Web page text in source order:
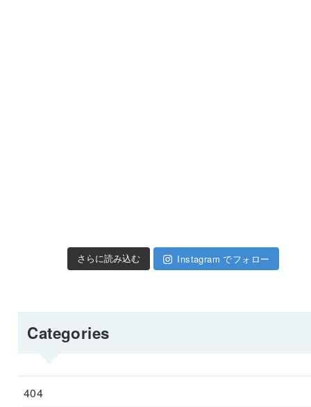
さらに読み込む Instagram でフォロー
Categories
404